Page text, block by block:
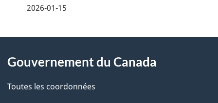
i
2026-01-15
propos
de
Gouvernement du Canada
Toutes les coordonnées